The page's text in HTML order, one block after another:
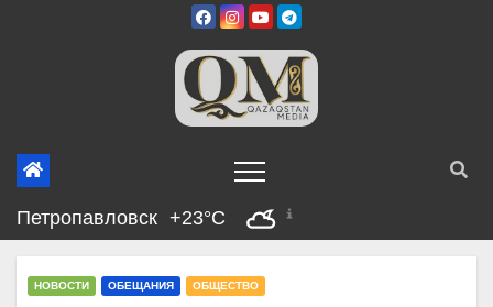
Петропавловск +23°C
НОВОСТИ ОБЕЩАНИЯ ОБЩЕСТВО